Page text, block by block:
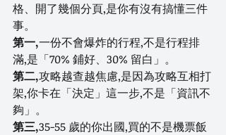
格、開了幾個分頁,是你有沒有搞懂三件
事。
第一,一份不會爆炸的行程,不是行程排
滿,是「70% 鋪好、30% 留白」。
第二,攻略越查越焦慮,是因為攻略互相打
架,你卡在「決定」這一步,不是「資訊不
夠」。
第三,35-55 歲的你出國,買的不是機票飯